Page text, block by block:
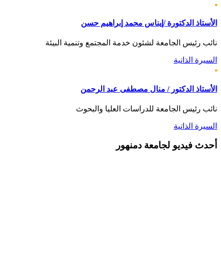
الأستاذ الدكتورة /إيناس محمد إبراهيم حسن
نائب رئيس الجامعة لشئون خدمة المجتمع وتنمية البيئة
السيرة الذاتية
الأستاذ الدكتور / منال مصطفى عبد الرحمن
نائب رئيس الجامعة للدراسات العليا والبحوث
السيرة الذاتية
أحدث فيديو لجامعة دمنهور